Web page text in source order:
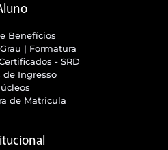
Benefícios
| Formatura
- SRD
de Ingresso
de Matrícula